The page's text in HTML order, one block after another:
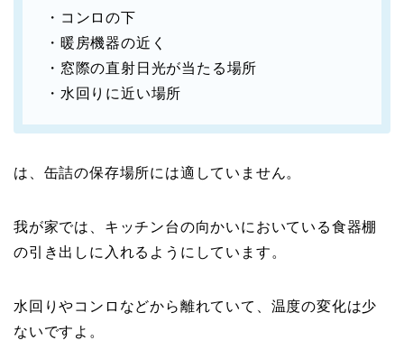
・コンロの下
・暖房機器の近く
・窓際の直射日光が当たる場所
・水回りに近い場所
は、缶詰の保存場所には適していません。
我が家では、キッチン台の向かいにおいている食器棚
の引き出しに入れるようにしています。
水回りやコンロなどから離れていて、温度の変化は少
ないですよ。